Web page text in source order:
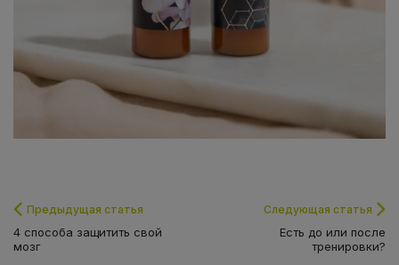
Предыдущая статья
4 способа защитить свой
мозг
Следующая статья
Есть до или после
тренировки?